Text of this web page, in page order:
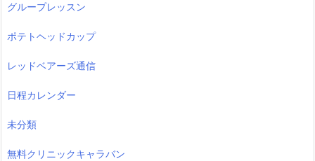
グループレッスン
ポテトヘッドカップ
レッドベアーズ通信
日程カレンダー
未分類
無料クリニックキャラバン